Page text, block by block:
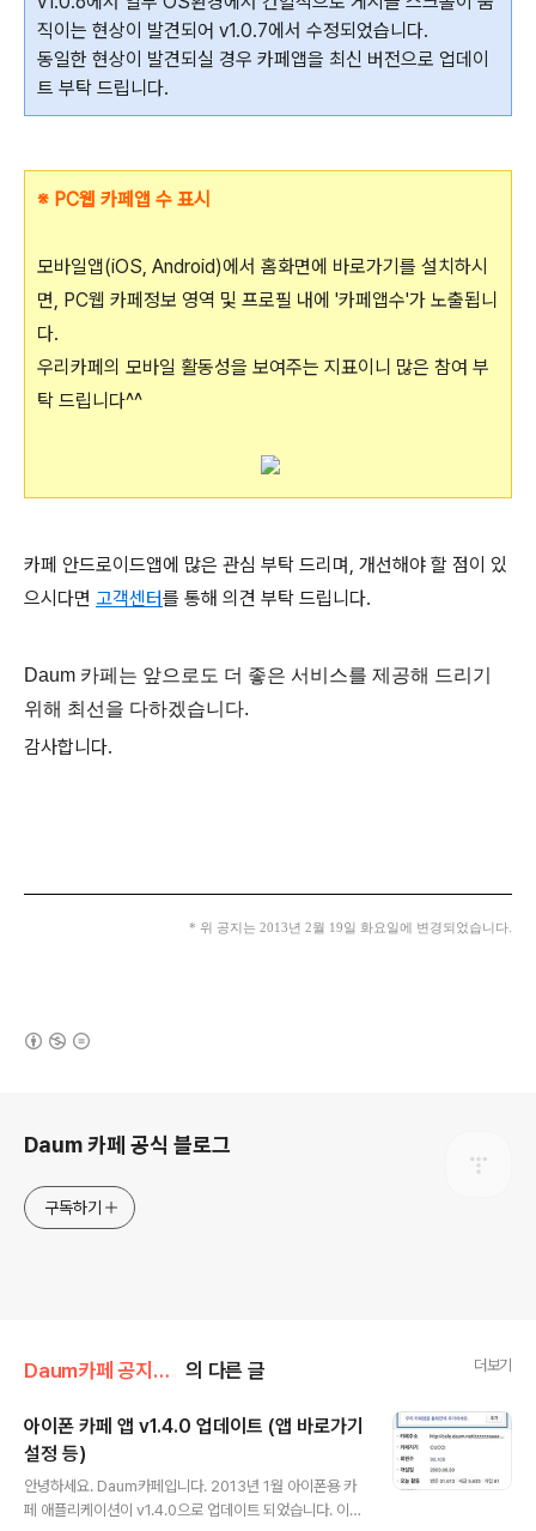
직이는 현상이 발견되어 v1.0.7에서 수정되었습니다.
동일한 현상이 발견되실 경우 카페앱을 최신 버전으로 업데이
트 부탁 드립니다.
※ PC웹 카페앱 수 표시
모바일앱(iOS, Android)에서 홈화면에 바로가기를 설치하시
면, PC웹 카페정보 영역 및 프로필 내에 '카페앱수'가 노출됩니
다.
우리카페의 모바일 활동성을 보여주는 지표이니 많은 참여 부
탁 드립니다^^
카페 안드로이드앱에 많은 관심 부탁 드리며, 개선해야 할 점이 있
으시다면 고객센터를 통해 의견 부탁 드립니다.
Daum 카페는 앞으로도 더 좋은 서비스를 제공해 드리기
위해 최선을 다하겠습니다.
감사합니다.
* 위 공지는 2013년 2월 19일 화요일에 변경되었습니다.
Daum 카페 공식 블로그
구독하기
Daum카페 공지사항/서비스 소식 의 다른 글 더보기
아이폰 카페 앱 v1.4.0 업데이트 (앱 바로가기
설정 등)
안녕하세요. Daum카페입니다. 2013년 1월 아이폰용 카
페 애플리케이션이 v1.4.0으로 업데이트 되었습니다. 이번